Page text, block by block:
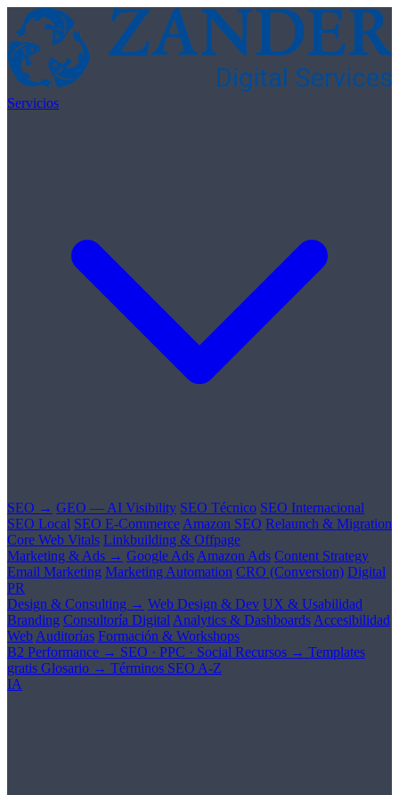
Skip to content
Servicios
SEO → GEO — AI Visibility SEO Técnico SEO Internacional
SEO Local SEO E-Commerce Amazon SEO Relaunch & Migration
Core Web Vitals Linkbuilding & Offpage
Marketing & Ads → Google Ads Amazon Ads Content Strategy
Email Marketing Marketing Automation CRO (Conversion) Digital
PR
Design & Consulting → Web Design & Dev UX & Usabilidad
Branding Consultoría Digital Analytics & Dashboards Accesibilidad
Web Auditorías Formación & Workshops
B2 Performance → SEO · PPC · Social Recursos → Templates
gratis Glosario → Términos SEO A-Z
IA